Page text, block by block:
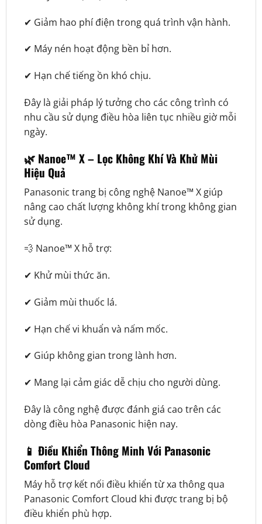
✔ Giảm hao phí điện trong quá trình vận hành.
✔ Máy nén hoạt động bền bỉ hơn.
✔ Hạn chế tiếng ồn khó chịu.
Đây là giải pháp lý tưởng cho các công trình có
nhu cầu sử dụng điều hòa liên tục nhiều giờ mỗi
ngày.
🌿 Nanoe™ X – Lọc Không Khí Và Khử Mùi
Hiệu Quả
Panasonic trang bị công nghệ Nanoe™ X giúp
nâng cao chất lượng không khí trong không gian
sử dụng.
💨 Nanoe™ X hỗ trợ:
✔ Khử mùi thức ăn.
✔ Giảm mùi thuốc lá.
✔ Hạn chế vi khuẩn và nấm mốc.
✔ Giúp không gian trong lành hơn.
✔ Mang lại cảm giác dễ chịu cho người dùng.
Đây là công nghệ được đánh giá cao trên các
dòng điều hòa Panasonic hiện nay.
📱 Điều Khiển Thông Minh Với Panasonic
Comfort Cloud
Máy hỗ trợ kết nối điều khiển từ xa thông qua
Panasonic Comfort Cloud khi được trang bị bộ
điều khiển phù hợp.